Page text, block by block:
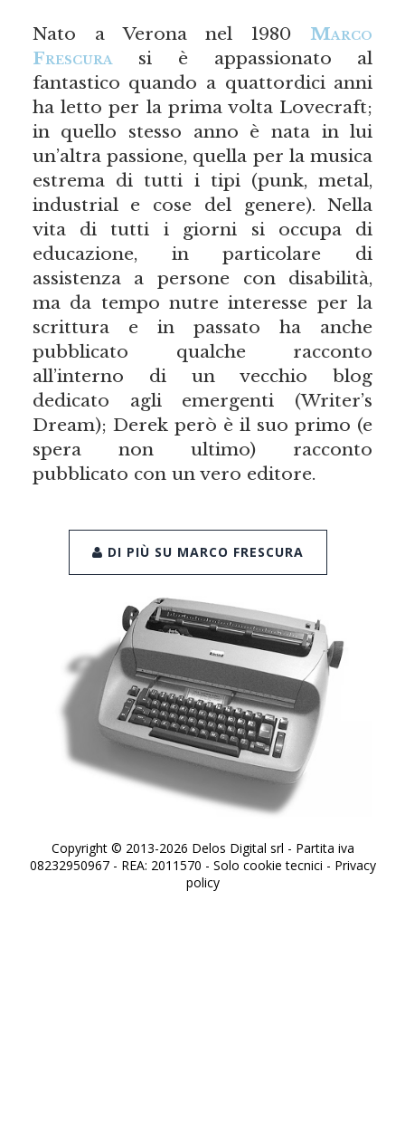
Nato a Verona nel 1980 Marco
Frescurasi è appassionato al
fantastico quando a quattordici anni
ha letto per la prima volta Lovecraft;
in quello stesso anno è nata in lui
un’altra passione, quella per la musica
estrema di tutti i tipi (punk, metal,
industrial e cose del genere). Nella
vita di tutti i giorni si occupa di
educazione, in particolare di
assistenza a persone con disabilità,
ma da tempo nutre interesse per la
scrittura e in passato ha anche
pubblicato qualche racconto
all’interno di un vecchio blog
dedicato agli emergenti (Writer’s
Dream); Derek però è il suo primo (e
spera non ultimo) racconto
pubblicato con un vero editore.
DI PIÙ SU MARCO FRESCURA
Copyright © 2013-2026 Delos Digital srl - Partita iva
08232950967 - REA: 2011570 - Solo cookie tecnici - Privacy
policy